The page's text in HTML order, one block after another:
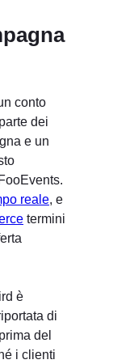
conto
dei
e un
reale, e
termini
è
di
del
i clienti